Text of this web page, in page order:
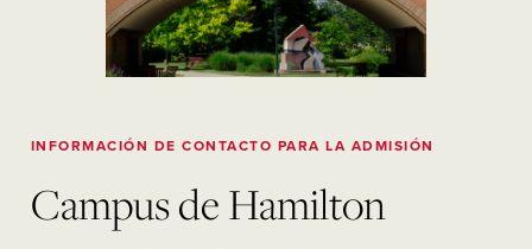
INFORMACIÓN DE CONTACTO PARA LA ADMISIÓN
Campus de Hamilton